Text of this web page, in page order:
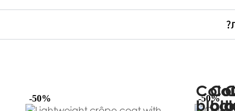
-50% -50%